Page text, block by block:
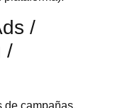
/
/